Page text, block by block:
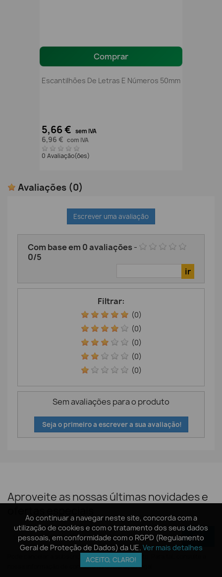
Ao continuar a navegar neste site, concorda com a
utilização de cookies e com o tratamento dos seus dados
pessoais, em conformidade com o RGPD (Regulamento
Geral de Proteção de Dados) da UE. Ver mais detalhes
ACEITO, CLARO!
Comprar
Escantilhões De Letras E Números 50mm
5,66 € sem IVA
6,96 € com IVA
0 Avaliação(ões)
Avaliações (0)
Escrever uma avaliação
Com base em 0avaliações-
0/5
Filtrar:
(0)
(0)
(0)
(0)
(0)
Sem avaliações para o produto
Seja o primeiro a escrever a sua avaliação!
Aproveite as nossas últimas novidades e
Pode cancelar a subscrição a qualquer momento. Para tal, consulte a
nossa informação de contacto na declaração legal.
Ao continuar a navegar neste site, concorda com a
utilização de cookies e com o tratamento dos seus dados
pessoais, em conformidade com o RGPD (Regulamento
Geral de Proteção de Dados) da UE. Ver mais detalhes
ACEITO, CLARO!